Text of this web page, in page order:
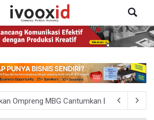
Ompreng MBG Cantumkan Batas Waktu
Investor Saham Capai 10,05